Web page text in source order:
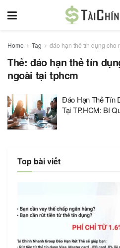
Home Tag đáo hạn thẻ tín dụng cho
Thẻ: đáo hạn thẻ tín
ngoài tại tphcm
Đáo Hạn Thẻ Tín
Tại TP.HCM: Bí
Top bài viết